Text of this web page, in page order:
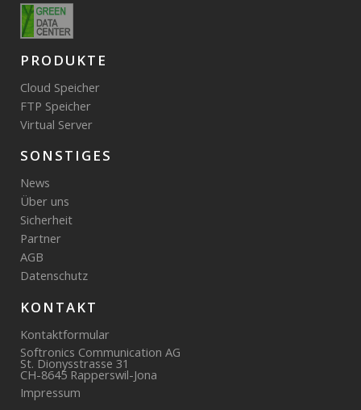
PRODUKTE
Cloud Speicher
FTP Speicher
Virtual Server
SONSTIGES
News
Über uns
Sicherheit
Partner
AGB
Datenschutz
KONTAKT
Kontaktformular
Softronics Communication AG
St. Dionysstrasse 31
CH-8645 Rapperswil-Jona
Impressum